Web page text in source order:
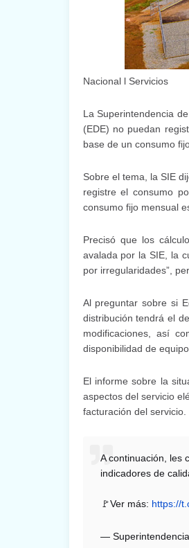
Nacional l Servicios
La Superintendencia
(EDE) no puedan
base de un consumo
Sobre el tema, la SIE
registre el consumo
consumo fijo mensual
Precisó que los
avalada por la SIE, la
por irregularidades”,
Al preguntar sobre si
distribución tendrá el
modificaciones, así
disponibilidad de
El informe sobre la
aspectos del servicio
facturación del servicio.
A continuación, les
indicadores de
🚩Ver más: https://
—